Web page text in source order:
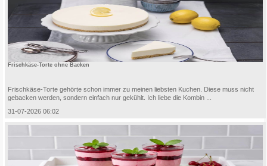
Frischkäse-Torte ohne Backen
Frischkäse-Torte gehörte schon immer zu meinen liebsten Kuchen. Diese muss nicht
gebacken werden, sondern einfach nur gekühlt. Ich liebe die Kombin ...
31-07-2026 06:02